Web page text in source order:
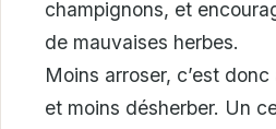
champignons, et
de mauvaises herbes.
Moins arroser, c’est
et moins désherber. Un